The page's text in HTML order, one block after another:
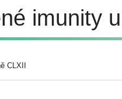
imunity
CLXII